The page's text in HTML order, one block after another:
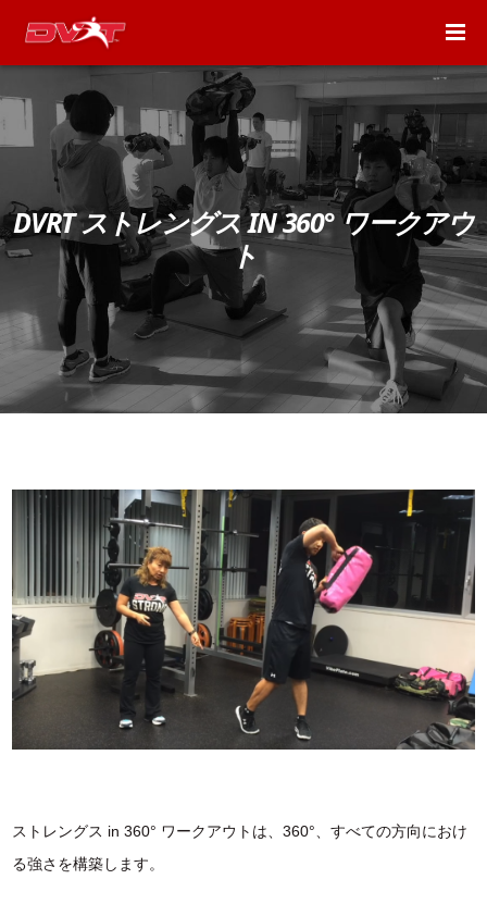
DVRT ストレングス IN 360° ワークアウ
ト
ストレングス in 360° ワークアウトは、360°、すべての方向におけ
る強さを構築します。